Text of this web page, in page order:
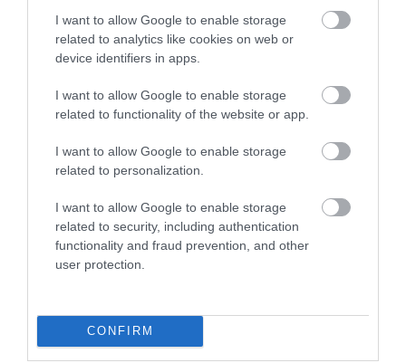
I want to allow Google to enable storage
related to analytics like cookies on web or
device identifiers in apps.
I want to allow Google to enable storage
related to functionality of the website or app.
I want to allow Google to enable storage
related to personalization.
I want to allow Google to enable storage
related to security, including authentication
functionality and fraud prevention, and other
user protection.
CONFIRM
NEVEZTEK MEG, ÉS A FÖLD
MEGINT FINOMAN JELEZTE:
KORAI MÉG MINDENTUDÓNAK
HINNI MAGUNKAT
ÖTVEN ÉVIG ROSSZ NÉVEN
LAPULT EGY KARDFOGÚ
MACSKA LELETE – AZTÁN
VALAKI VÉGRE RÁNÉZETT